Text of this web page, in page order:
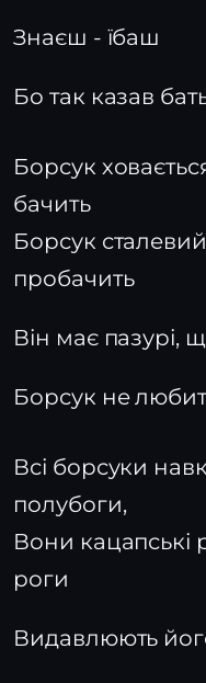
Знаєш - їбаш
Бо так казав
Борсук
бачить
Борсук
пробачить
Він має пазурі,
Борсук не
Всі борсуки
полубоги,
Вони кацапські
роги
Видавлюють